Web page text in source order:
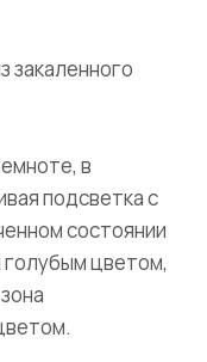
закаленного
в
подсветка с
состоянии
голубым цветом,